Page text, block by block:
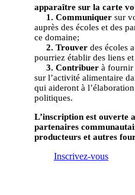
apparaître sur la carte
1. Communiquer sur
auprès des écoles et des
ce domaine;
2. Trouver des écoles
pourriez établir des liens
3. Contribuer à fournir
sur l’activité alimentaire
qui aideront à
politiques.
L’inscription est ouverte
partenaires
producteurs et autres
Inscrivez-vous